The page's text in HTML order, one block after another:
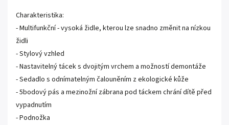
Charakteristika:
- Multifunkční - vysoká židle, kterou lze snadno změnit na nízkou
židli
- Stylový vzhled
- Nastavitelný tácek s dvojitým vrchem a možností demontáže
- Sedadlo s odnímatelným čalouněním z ekologické kůže
- 5bodový pás a mezinožní zábrana pod táckem chrání dítě před
vypadnutím
- Podnožka